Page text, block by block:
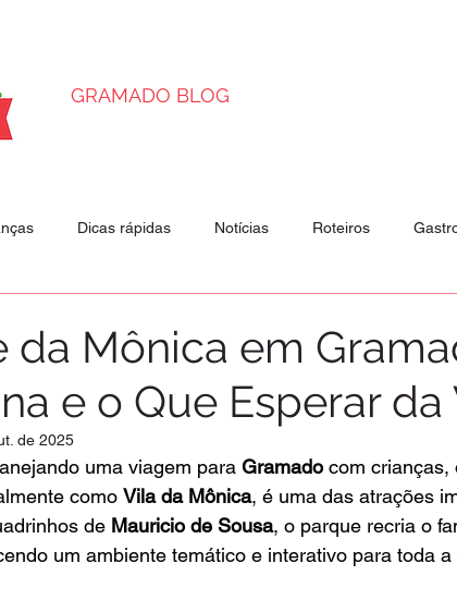
GRAMADO BLOG
Dicas rápidas Notícias Roteiros
da Mônica em
e o Que Esperar da
de 2025
uma viagem para Gramado com crianças,
como Vila da Mônica, é uma das atrações
de Mauricio de Sousa, o parque recria o
um ambiente temático e interativo para toda a